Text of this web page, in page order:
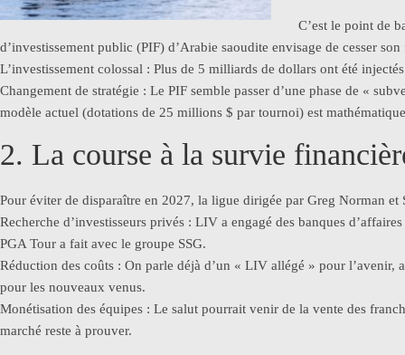
C’est le point de
d’investissement public (PIF) d’Arabie saoudite envisage de cesser
L’investissement colossal : Plus de 5 milliards de dollars ont été
Changement de stratégie : Le PIF semble passer d’une phase de «
modèle actuel (dotations de 25 millions $ par tournoi) est
2. La course à la survie
Pour éviter de disparaître en 2027, la ligue dirigée par Greg Norman et
Recherche d’investisseurs privés : LIV a engagé des banques
PGA Tour a fait avec le groupe SSG.
Réduction des coûts : On parle déjà d’un « LIV allégé » pour
pour les nouveaux venus.
Monétisation des équipes : Le salut pourrait venir de la vente des
marché reste à prouver.